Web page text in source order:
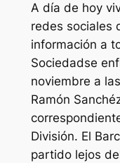
A día de hoy
redes sociales
información a
Sociedadse
noviembre a
Ramón
División. El
partido lejos